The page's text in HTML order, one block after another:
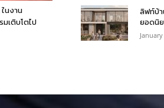
นงาน
มเติบโตไป
ลิฟท์บ้
ยอดนิ